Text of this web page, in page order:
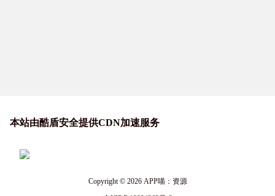
本站由酷盾安全提供CDN加速服务
Copyright © 2026APP喵：资源